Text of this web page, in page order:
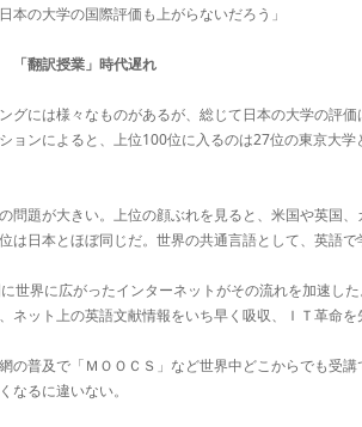
本の大学の国際評価も上がらないだろう」
翻訳授業」時代遅れ
グには様々なものがあるが、総じて日本の大学の評
ョンによると、上位100位に入るのは27位の東京大
問題が大きい。上位の顔ぶれを見ると、米国や英国
は日本とほぼ同じだ。世界の共通言語として、英語
世界に広がったインターネットがその流れを加速し
ネット上の英語文献情報をいち早く吸収、ＩＴ革命
の普及で「ＭＯＯＣＳ」など世界中どこからでも受
なるに違いない。